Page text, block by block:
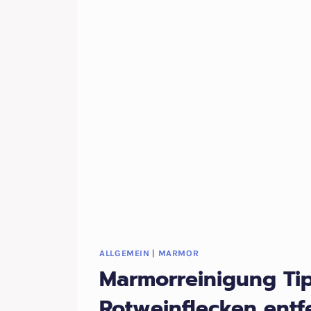
ALLGEMEIN | MARMOR
Marmorreinigung